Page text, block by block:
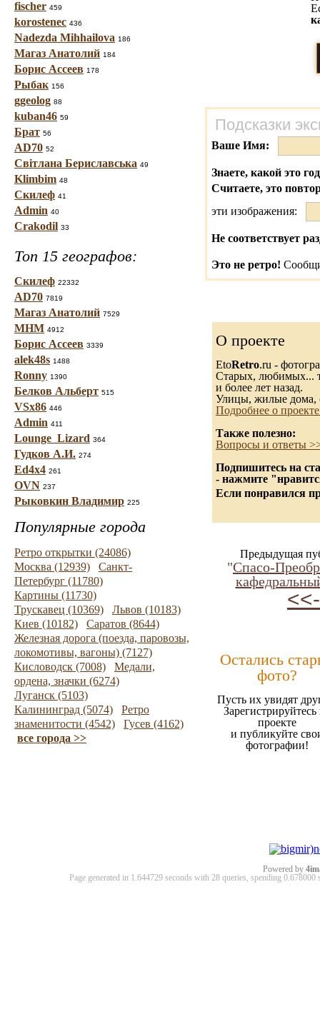
fischer 459
korostenec 436
Nadezda Mihhailova 186
Магаз Анатолий 184
Борис Ассеев 178
Рыбак 156
ggeolog 88
kuban46 59
Брат 56
AD70 52
Світлана Бериславська 49
Klimbim 48
Скилеф 41
Admin 40
Crakodil 33
Топ 15 географов:
Скилеф 22332
AD70 7819
Магаз Анатолий 7529
МНМ 4912
Борис Ассеев 3339
alek48s 1488
Ronny 1390
Белков Альберт 515
VSx86 446
Admin 411
Lounge_Lizard 364
Гудков А.И. 274
Ed4x4 261
OVN 237
Рыковкин Владимир 225
Популярные города
Ретро открытки (24086)
Москва (12939)
Санкт-
Петербург (11780)
Картины (11730)
Трускавец (10369)
Львов (10183)
Киев (10182)
Саратов (8644)
Железная дорога (поезда, паровозы,
локомотивы, вагоны) (7127)
Кисловодск (7008)
Медали,
ордена, значки (6274)
Луганск (5103)
Калининград (5074)
Ретро
знаменитости (4542)
Гусев (4162)
все города >>
Подсказки
Ваше Имя:
Знаете, какой это
Считаете, это
эти изображения:
Не соответствует
Это не ретро!
О проекте
EtoRetro.ru -
Старых, любимых...
и более лет назад.
Улицы, жилые дома,
Подробнее о
Также полезно:
Вопросы и ответы
Подпишитесь на
- нажмите
Если понравился
Предыдущая
"Спасо-
<<-
Остались
фото?
Пусть их увидят
Зарегистрируйтесь
проекте
и публикуйте
фотографии!
Powered by
Page generated in 1.644729 seconds with 28 queries, spending